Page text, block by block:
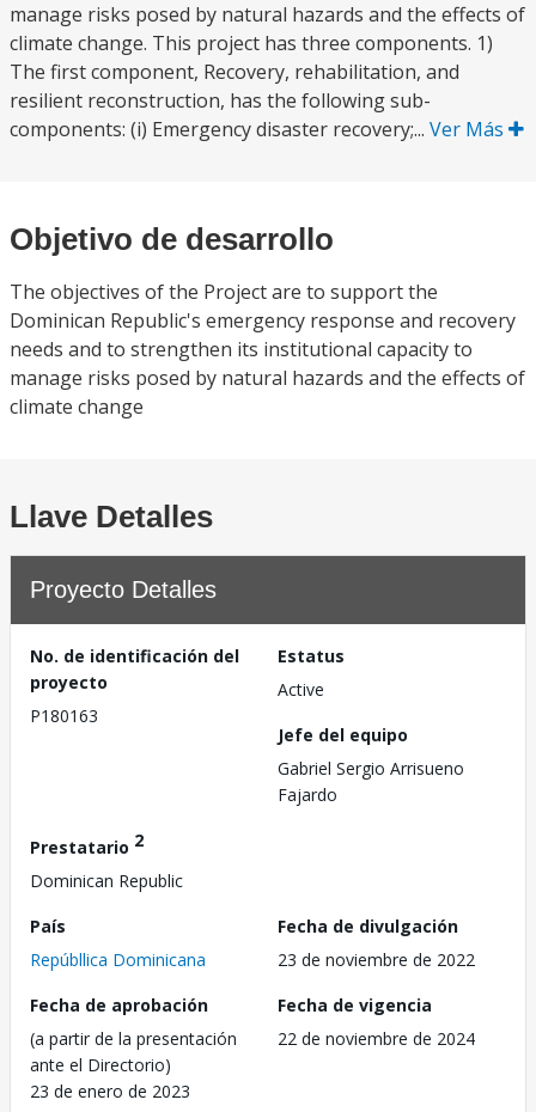
manage risks posed by natural hazards and the effects of
climate change. This project has three components. 1)
The first component, Recovery, rehabilitation, and
resilient reconstruction, has the following sub-
components: (i) Emergency disaster recovery;... Ver Más
Objetivo de desarrollo
The objectives of the Project are to support the
Dominican Republic's emergency response and recovery
needs and to strengthen its institutional capacity to
manage risks posed by natural hazards and the effects of
climate change
Llave Detalles
Proyecto Detalles
No. de identificación del
proyecto
P180163
Estatus
Active
Jefe del equipo
Gabriel Sergio Arrisueno
Fajardo
Prestatario 2
Dominican Republic
País
Repúbllica Dominicana
Fecha de divulgación
23 de noviembre de 2022
Fecha de aprobación
(a partir de la presentación
ante el Directorio)
23 de enero de 2023
Fecha de vigencia
22 de noviembre de 2024